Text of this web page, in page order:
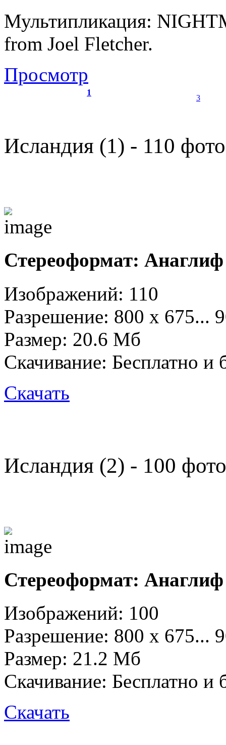
Мультипликация:
from Joel Fletcher.
Просмотр
1
3
Исландия (1) - 110 фото
Стереоформат:
Изображений: 110
Разрешение: 800 х 675...
Размер: 20.6 Mб
Скачивание: Бесплатно и
Скачать
Исландия (2) - 100 фото
Стереоформат:
Изображений: 100
Разрешение: 800 х 675...
Размер: 21.2 Mб
Скачивание: Бесплатно и
Скачать